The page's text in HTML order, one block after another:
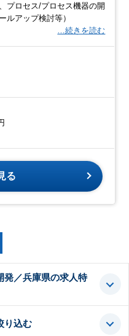
プロセス/プロセス機器の開
ルアップ検討等）
…続きを読む
る
発／兵庫県の求人特
り込む